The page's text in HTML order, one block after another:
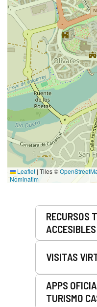
Leaflet | Tiles ©
Nominatim
RECURSOS
ACCESIBLES
VISITAS
APPS
TURISMO